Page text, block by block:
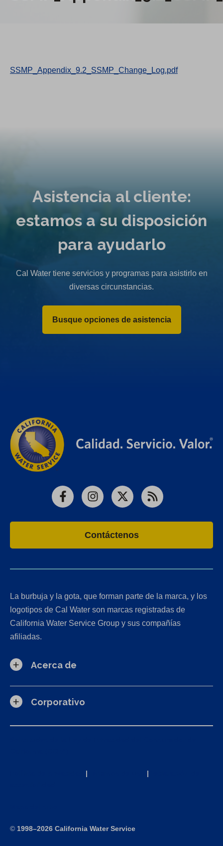
SSMP_Appendix_9.2_SSMP_Change_Log.pdf
Asistencia al cliente:
estamos a su disposición
para ayudarlo
Cal Water tiene servicios y programas para asistirlo en
diversas circunstancias.
Busque opciones de asistencia
FacebookInstagram
X RSS
Contáctenos
La burbuja y la gota, que forman parte de la marca, y los
logotipos de Cal Water son marcas registradas de
California Water Service Group y sus compañías
afiliadas.
Acerca de
Corporativo
| |
© 1998–2026 California Water Service